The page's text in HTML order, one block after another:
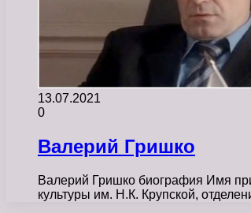
13.07.2021
0
Валерий Гришко
Валерий Гришко биография Имя
культуры им. Н.К. Крупской,